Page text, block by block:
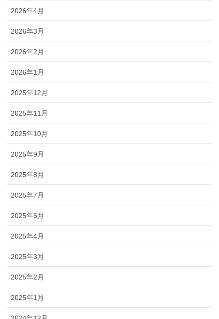
2026年4月
2026年3月
2026年2月
2026年1月
2025年12月
2025年11月
2025年10月
2025年9月
2025年8月
2025年7月
2025年6月
2025年4月
2025年3月
2025年2月
2025年1月